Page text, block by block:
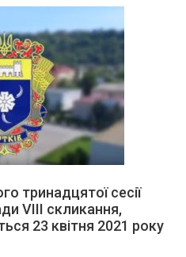
тринадцятої сесії
VІІІ скликання,
23 квітня 2021 року